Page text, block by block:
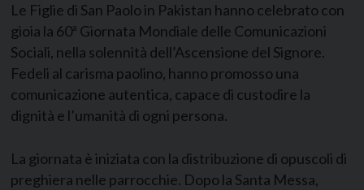
Le Figlie di San Paolo in Pakistan hanno celebrato con
gioia la 60ª Giornata Mondiale delle Comunicazioni
Sociali, nella solennità dell’Ascensione del Signore.
Fedeli al carisma paolino, hanno promosso una
comunicazione autentica, capace di custodire la
dignità e l’umanità di ogni persona.
La giornata è iniziata con la distribuzione di opuscoli di
preghiera nelle parrocchie. Dopo la Santa Messa,